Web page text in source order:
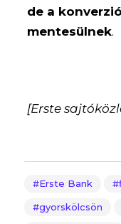
de a
mentesülnek.
[Erste
Erste Bank
gyorskölcsön